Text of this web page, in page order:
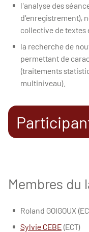
l'analyse des
d'enregistrement),
collective de
la recherche de
permettant de
(traitements
multiniveau).
Membres du
Roland GOIGOUX
Sylvie CEBE (ECT)